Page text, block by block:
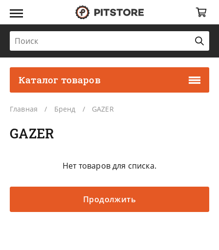
Каталог товаров
Главная Бренд GAZER
GAZER
Нет товаров для списка.
Продолжить